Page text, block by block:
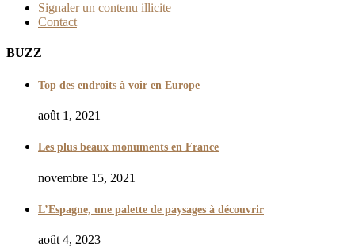
Signaler un contenu illicite
Contact
BUZZ
Top des endroits à voir en Europe
août 1, 2021
Les plus beaux monuments en France
novembre 15, 2021
L’Espagne, une palette de paysages à découvrir
août 4, 2023